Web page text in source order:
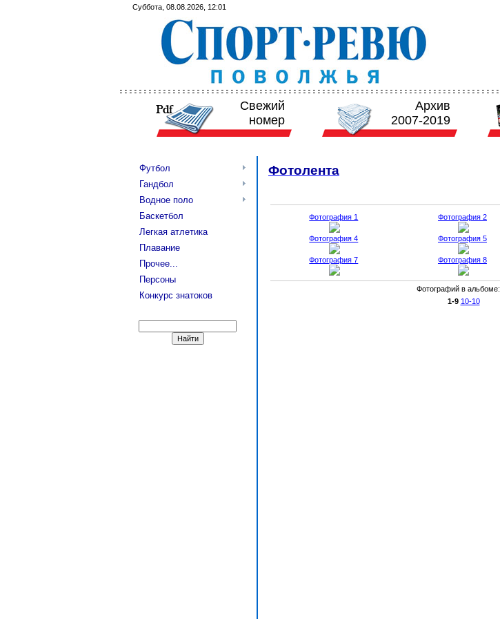
Суббота, 08.08.2026, 12:01
Свежий
номер
Архив
2007-2019
Футбол
Гандбол
Водное поло
Баскетбол
Легкая атлетика
Плавание
Прочее...
Персоны
Конкурс знатоков
Фотолента
Фотография 1 Фотография 2
Фотография 4 Фотография 5
Фотография 7 Фотография 8
Фотографий в альбоме:
1-9 10-10